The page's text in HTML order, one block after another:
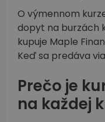
O výmennom
dopyt na burzách
kupuje Maple
Keď sa predáva
Prečo je
na každej